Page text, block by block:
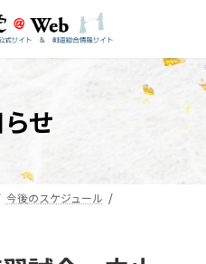
せ
今後のスケジュール